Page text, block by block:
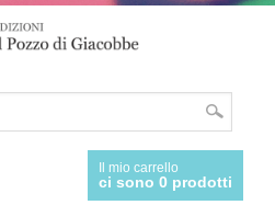
Il mio carrello
ci sono 0 prodotti